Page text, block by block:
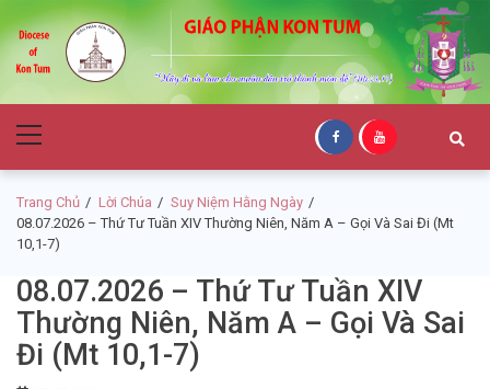
to
navigation
to
content
Giáo Phận Kon
Tum
Menu
Trang Chủ Lời Chúa
Suy Niệm Hằng Ngày
08.07.2026 – Thứ Tư Tuần XIV Thường Niên, Năm A – Gọi Và Sai Đi (Mt
10,1-7)
08.07.2026 – Thứ Tư Tuần XIV
Thường Niên, Năm A – Gọi Và Sai
Đi (Mt 10,1-7)